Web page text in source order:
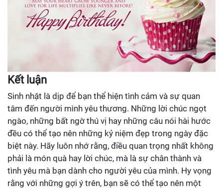
Kết luận
Sinh nhật là dịp để bạn thể hiện tình cảm và sự quan
tâm đến người mình yêu thương. Những lời chúc ngọt
ngào, những bất ngờ thú vị hay những câu nói hài hước
đều có thể tạo nên những kỷ niệm đẹp trong ngày đặc
biệt này. Hãy luôn nhớ rằng, điều quan trọng nhất không
phải là món quà hay lời chúc, mà là sự chân thành và
tình yêu mà bạn dành cho người yêu của mình. Hy vọng
rằng với những gợi ý trên, bạn sẽ có thể tạo nên một